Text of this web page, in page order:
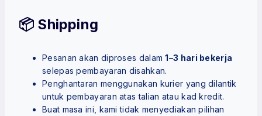
📦 Shipping
Pesanan akan diproses dalam1–3 hari bekerja
selepas pembayaran disahkan.
Penghantaran menggunakan kurier yang dilantik
untuk pembayaran atas talian atau kad kredit.
Buat masa ini, kami tidak menyediakan pilihan